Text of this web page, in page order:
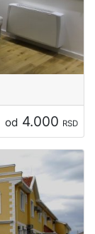
od 4.000 RSD